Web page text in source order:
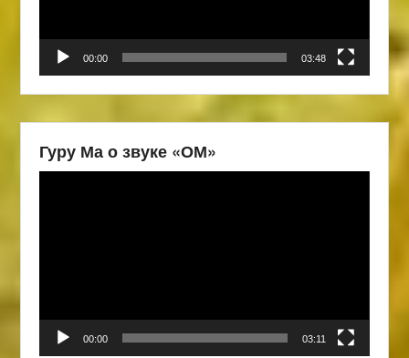
00:00 03:48
Гуру Ма о звуке «ОМ»
00:00 03:11